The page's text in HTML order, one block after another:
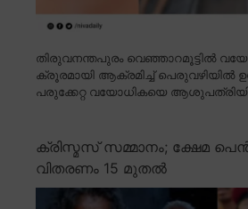
തിരുവനന്തപുരം വെഞ്ഞാറമൂട്ടിൽ
ക്രൂരമായി ആക്രമിച്ച് പെരുവഴിയിൽ
പരുക്കേറ്റ വയോധികയെ
ക്രിസ്മസ് സമ്മാനം; ക്ഷേമ
വിതരണം 15 മുതൽ